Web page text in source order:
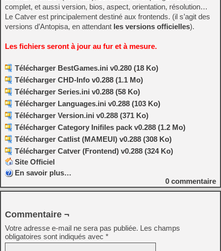
complet, et aussi version, bios, aspect, orientation, résolution…
Le Catver est principalement destiné aux frontends. (il s’agit des
versions d’Antopisa, en attendant les versions officielles).
Les fichiers seront à jour au fur et à mesure.
Télécharger BestGames.ini v0.280 (18 Ko)
Télécharger CHD-Info v0.288 (1.1 Mo)
Télécharger Series.ini v0.288 (58 Ko)
Télécharger Languages.ini v0.288 (103 Ko)
Télécharger Version.ini v0.288 (371 Ko)
Télécharger Category Inifiles pack v0.288 (1.2 Mo)
Télécharger Catlist (MAMEUI) v0.288 (308 Ko)
Télécharger Catver (Frontend) v0.288 (324 Ko)
Site Officiel
En savoir plus…
0 commentaire
Commentaire ¬
Votre adresse e-mail ne sera pas publiée. Les champs
obligatoires sont indiqués avec *